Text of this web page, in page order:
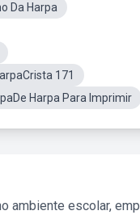
Da Harpa
171
Harpa Para Imprimir
ambiente escolar,